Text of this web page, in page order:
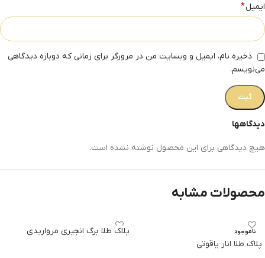
دیدگاهها
هیچ دیدگاهی برای این محصول نوشته نشده است.
ایمیل*
ذخیره نام، ایمیل و وبسایت من در مرورگر برای زمانی که دوباره دیدگاهی
می‌نویسم.
محصولات مشابه
ناموجود
پلاک طلا انار یاقوتی
پلاک طلا برگ انجیری مرواریدی